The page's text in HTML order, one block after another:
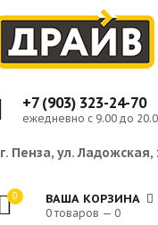
+7 (903) 323-24-70
ежедневно с 9.00 до
г. Пенза, ул. Ладожская,
0 ВАША КОРЗИНА
0 товаров — 0